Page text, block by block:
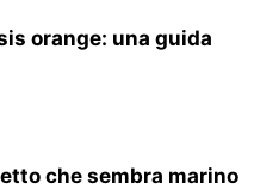
orange: una guida
che sembra marino